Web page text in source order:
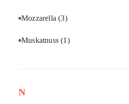
Mozzarella(3)
Muskatnuss(1)
N